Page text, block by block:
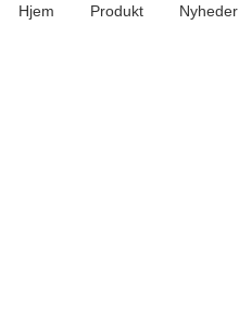
Hjem Produkt Nyheder